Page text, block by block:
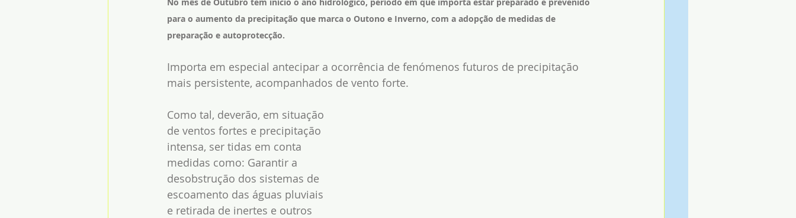
para o aumento da precipitação que marca o Outono e Inverno, com a adopção de medidas de
preparação e autoprotecção.
Importa em especial antecipar a ocorrência de fenómenos futuros de precipitação
mais persistente, acompanhados de vento forte.
Como tal, deverão, em situação
de ventos fortes e precipitação
intensa, ser tidas em conta
medidas como: Garantir a
desobstrução dos sistemas de
escoamento das águas pluviais
e retirada de inertes e outros